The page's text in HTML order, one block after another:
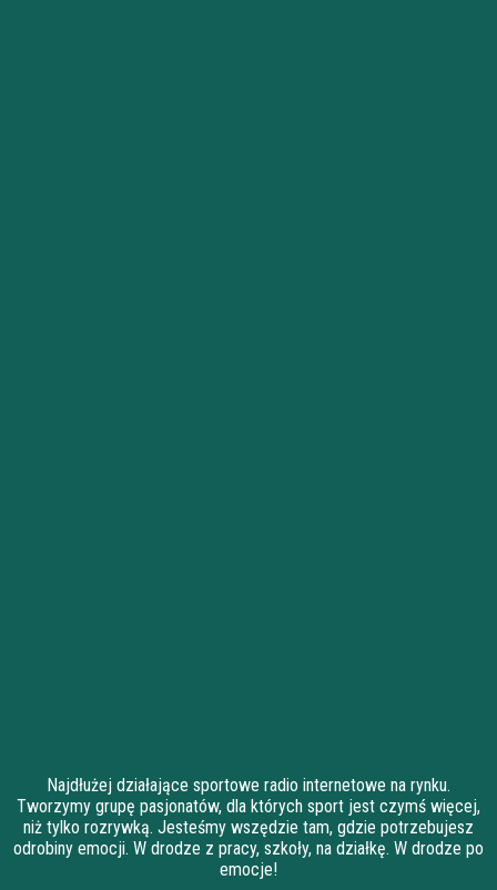
Najdłużej działające sportowe radio internetowe na rynku.
Tworzymy grupę pasjonatów, dla których sport jest czymś więcej,
niż tylko rozrywką. Jesteśmy wszędzie tam, gdzie potrzebujesz
odrobiny emocji. W drodze z pracy, szkoły, na działkę. W drodze po
emocje!